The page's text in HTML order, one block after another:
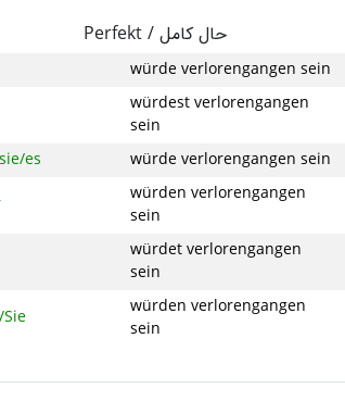
Perfekt / حال کامل
würde verlorengangen sein
würdest verlorengangen
sein
es
würde verlorengangen sein
würden verlorengangen
sein
würdet verlorengangen
sein
würden verlorengangen
sein